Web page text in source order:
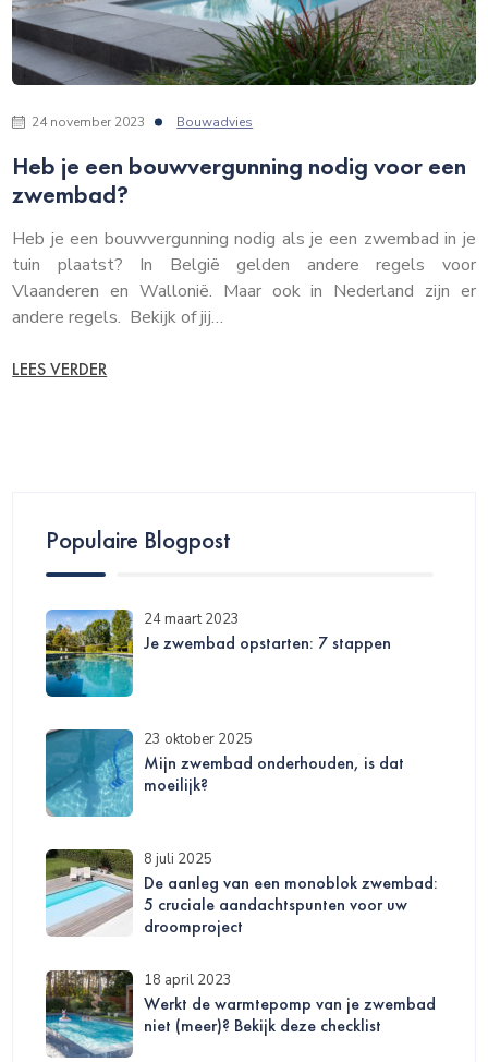
24 november 2023 Bouwadvies
Heb je een bouwvergunning nodig voor een
zwembad?
Heb je een bouwvergunning nodig als je een zwembad in je
tuin plaatst? In België gelden andere regels voor
Vlaanderen en Wallonië. Maar ook in Nederland zijn er
andere regels. Bekijk of jij…
LEES VERDER
Populaire Blogpost
24 maart 2023
Je zwembad opstarten: 7 stappen
23 oktober 2025
Mijn zwembad onderhouden, is dat
moeilijk?
8 juli 2025
De aanleg van een monoblok zwembad:
5 cruciale aandachtspunten voor uw
droomproject
18 april 2023
Werkt de warmtepomp van je zwembad
niet (meer)? Bekijk deze checklist